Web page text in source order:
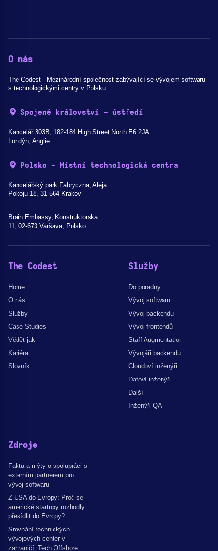
O nás
The Codest - Mezinárodní společnost zabývající se vývojem softwaru
s technologickými centry v Polsku.
Spojené království - ústředí
Kancelář 303B, 182-184 High Street North E6 2JA
Londýn, Anglie
Polsko - Místní technologická centra
Kancelářský park Fabryczna, Aleja
Pokoju 18, 31-564 Krakov
Brain Embassy, Konstruktorska
11, 02-673 Varšava, Polsko
The Codest
Home
O nás
Služby
Case Studies
Vědět jak
Kariéra
Slovník
Služby
Do poradny
Vývoj softwaru
Vývoj backendu
Vývoj frontendů
Staff Augmentation
Vývojáři backendu
Cloudoví inženýři
Datoví inženýři
Další
Inženýři QA
Zdroje
Fakta a mýty o spolupráci s
externím partnerem pro
vývoj softwaru
Z USA do Evropy: Proč se
americké startupy rozhodly
přesídlit do Evropy?
Srovnání technických
vývojových center v
zahraničí: Tech Offshore